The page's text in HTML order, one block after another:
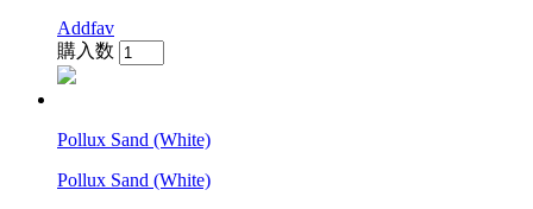
Addfav
購入数
Pollux Sand (White)
Pollux Sand (White)